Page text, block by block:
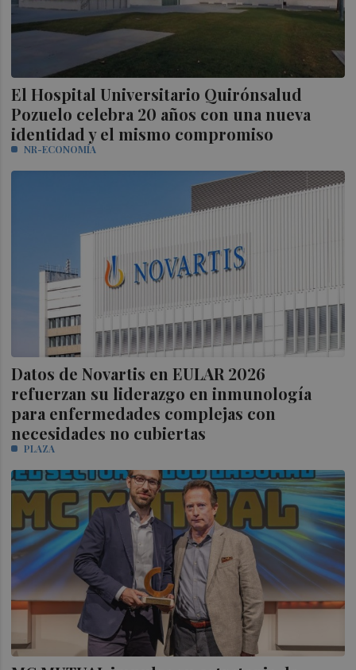
El Hospital Universitario Quirónsalud
Pozuelo celebra 20 años con una nueva
identidad y el mismo compromiso
NR-ECONOMÍA
Datos de Novartis en EULAR 2026
refuerzan su liderazgo en inmunología
para enfermedades complejas con
necesidades no cubiertas
PLAZA